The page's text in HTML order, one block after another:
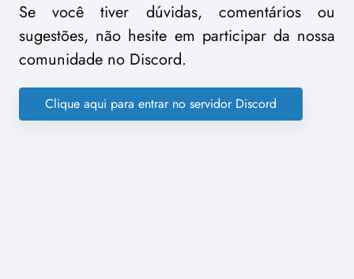
Se você tiver dúvidas, comentários ou
sugestões, não hesite em participar da nossa
comunidade no Discord.
Clique aqui para entrar no servidor Discord